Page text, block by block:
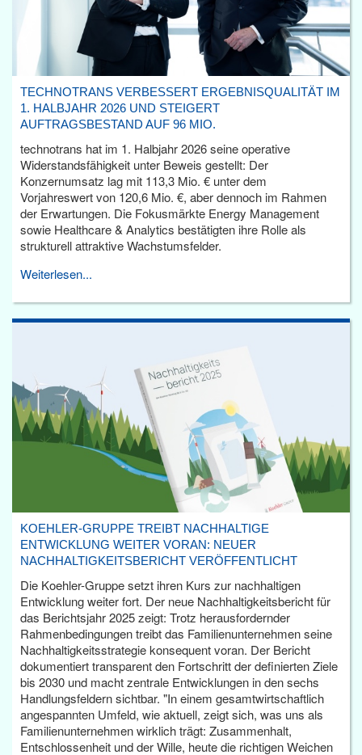
TECHNOTRANS VERBESSERT ERGEBNISQUALITÄT IM
1. HALBJAHR 2026 UND STEIGERT
AUFTRAGSBESTAND AUF 96 MIO.
technotrans hat im 1. Halbjahr 2026 seine operative
Widerstandsfähigkeit unter Beweis gestellt: Der
Konzernumsatz lag mit 113,3 Mio. € unter dem
Vorjahreswert von 120,6 Mio. €, aber dennoch im Rahmen
der Erwartungen. Die Fokusmärkte Energy Management
sowie Healthcare & Analytics bestätigten ihre Rolle als
strukturell attraktive Wachstumsfelder.
Weiterlesen...
KOEHLER-GRUPPE TREIBT NACHHALTIGE
ENTWICKLUNG WEITER VORAN: NEUER
NACHHALTIGKEITSBERICHT VERÖFFENTLICHT
Die Koehler-Gruppe setzt ihren Kurs zur nachhaltigen
Entwicklung weiter fort. Der neue Nachhaltigkeitsbericht für
das Berichtsjahr 2025 zeigt: Trotz herausfordernder
Rahmenbedingungen treibt das Familienunternehmen seine
Nachhaltigkeitsstrategie konsequent voran. Der Bericht
dokumentiert transparent den Fortschritt der definierten Ziele
bis 2030 und macht zentrale Entwicklungen in den sechs
Handlungsfeldern sichtbar. "In einem gesamtwirtschaftlich
angespannten Umfeld, wie aktuell, zeigt sich, was uns als
Familienunternehmen wirklich trägt: Zusammenhalt,
Entschlossenheit und der Wille, heute die richtigen Weichen